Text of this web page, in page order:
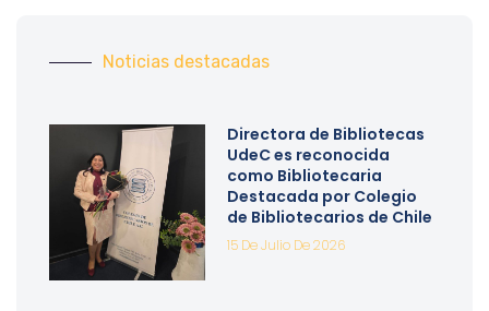
Noticias destacadas
Directora de Bibliotecas
UdeC es reconocida
como Bibliotecaria
Destacada por Colegio
de Bibliotecarios de Chile
15 De Julio De 2026